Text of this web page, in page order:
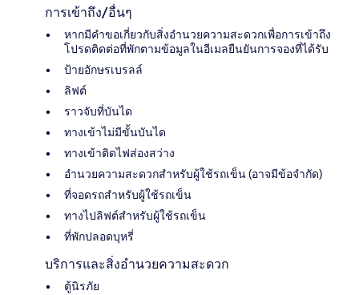
การเข้าถึง/อื่นๆ
หากมีคำขอเกี่ยวกับสิ่งอำนวยความสะดวกเพื่อการเข้าถึง
โปรดติดต่อที่พักตามข้อมูลในอีเมลยืนยันการจองที่ได้รับ
ป้ายอักษรเบรลล์
ลิฟต์
ราวจับที่บันได
ทางเข้าไม่มีขั้นบันได
ทางเข้าติดไฟส่องสว่าง
อำนวยความสะดวกสำหรับผู้ใช้รถเข็น (อาจมีข้อจำกัด)
ที่จอดรถสำหรับผู้ใช้รถเข็น
ทางไปลิฟต์สำหรับผู้ใช้รถเข็น
ที่พักปลอดบุหรี่
บริการและสิ่งอำนวยความสะดวก
ตู้นิรภัย